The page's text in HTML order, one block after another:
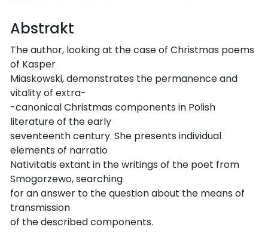
Abstrakt
The author, looking at the case of Christmas poems
of Kasper
Miaskowski, demonstrates the permanence and
vitality of extra-
-canonical Christmas components in Polish
literature of the early
seventeenth century. She presents individual
elements of narratio
Nativitatis extant in the writings of the poet from
Smogorzewo, searching
for an answer to the question about the means of
transmission
of the described components.